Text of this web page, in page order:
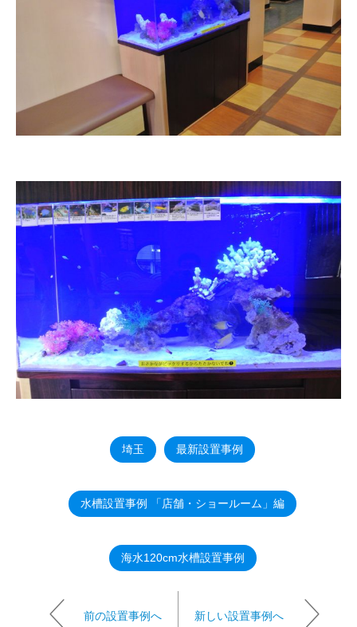
埼玉 最新設置事例
水槽設置事例 「店舗・ショールーム」編
海水120cm水槽設置事例
前の設置事例へ 新しい設置事例へ